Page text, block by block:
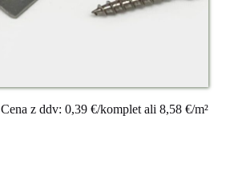
Cena z ddv: 0,39 €/komplet ali 8,58 €/m²